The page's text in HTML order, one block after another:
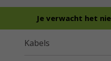
Je verwacht het
Kabels